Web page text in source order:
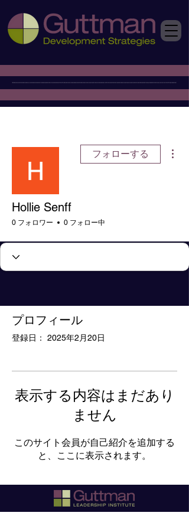
フォローする
Hollie Senff
0 フォロワー 0 フォロー中
プロフィール
登録日： 2025年2月20日
表示する内容はまだあり
ません
このサイト会員が自己紹介を追加する
と、ここに表示されます。